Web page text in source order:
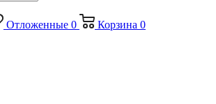
Отложенные 0 Корзина 0